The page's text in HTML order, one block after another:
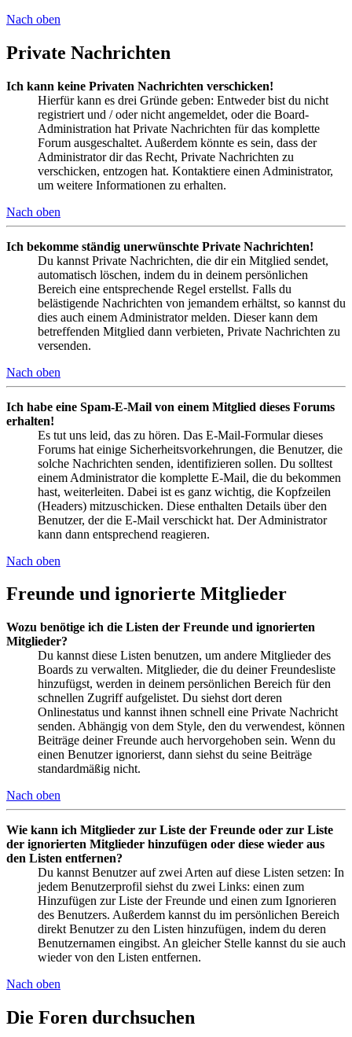
Nach oben
Private Nachrichten
Ich kann keine Privaten Nachrichten verschicken!
Hierfür kann es drei Gründe geben: Entweder bist du nicht
registriert und / oder nicht angemeldet, oder die Board-
Administration hat Private Nachrichten für das komplette
Forum ausgeschaltet. Außerdem könnte es sein, dass der
Administrator dir das Recht, Private Nachrichten zu
verschicken, entzogen hat. Kontaktiere einen Administrator,
um weitere Informationen zu erhalten.
Nach oben
Ich bekomme ständig unerwünschte Private Nachrichten!
Du kannst Private Nachrichten, die dir ein Mitglied sendet,
automatisch löschen, indem du in deinem persönlichen
Bereich eine entsprechende Regel erstellst. Falls du
belästigende Nachrichten von jemandem erhältst, so kannst du
dies auch einem Administrator melden. Dieser kann dem
betreffenden Mitglied dann verbieten, Private Nachrichten zu
versenden.
Nach oben
Ich habe eine Spam-E-Mail von einem Mitglied dieses Forums
erhalten!
Es tut uns leid, das zu hören. Das E-Mail-Formular dieses
Forums hat einige Sicherheitsvorkehrungen, die Benutzer, die
solche Nachrichten senden, identifizieren sollen. Du solltest
einem Administrator die komplette E-Mail, die du bekommen
hast, weiterleiten. Dabei ist es ganz wichtig, die Kopfzeilen
(Headers) mitzuschicken. Diese enthalten Details über den
Benutzer, der die E-Mail verschickt hat. Der Administrator
kann dann entsprechend reagieren.
Nach oben
Freunde und ignorierte Mitglieder
Wozu benötige ich die Listen der Freunde und ignorierten
Mitglieder?
Du kannst diese Listen benutzen, um andere Mitglieder des
Boards zu verwalten. Mitglieder, die du deiner Freundesliste
hinzufügst, werden in deinem persönlichen Bereich für den
schnellen Zugriff aufgelistet. Du siehst dort deren
Onlinestatus und kannst ihnen schnell eine Private Nachricht
senden. Abhängig von dem Style, den du verwendest, können
Beiträge deiner Freunde auch hervorgehoben sein. Wenn du
einen Benutzer ignorierst, dann siehst du seine Beiträge
standardmäßig nicht.
Nach oben
Wie kann ich Mitglieder zur Liste der Freunde oder zur Liste
der ignorierten Mitglieder hinzufügen oder diese wieder aus
den Listen entfernen?
Du kannst Benutzer auf zwei Arten auf diese Listen setzen: In
jedem Benutzerprofil siehst du zwei Links: einen zum
Hinzufügen zur Liste der Freunde und einen zum Ignorieren
des Benutzers. Außerdem kannst du im persönlichen Bereich
direkt Benutzer zu den Listen hinzufügen, indem du deren
Benutzernamen eingibst. An gleicher Stelle kannst du sie auch
wieder von den Listen entfernen.
Nach oben
Die Foren durchsuchen